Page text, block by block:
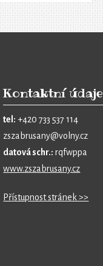
Kontaktní údaje
tel: +420 733 537 114
zszabrusany@volny.cz
datová schr.: rqfwppa
www.zszabrusany.cz
Přístupnost stránek >>